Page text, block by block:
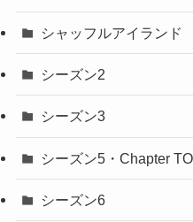
シャッフルアイランド
シーズン2
シーズン3
シーズン5・Chapter
シーズン6